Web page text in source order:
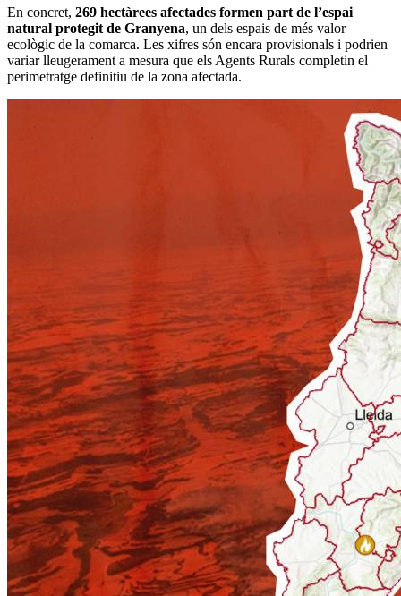
En concret, 269 hectàrees afectades formen part de l’espai
natural protegit de Granyena, un dels espais de més valor
ecològic de la comarca. Les xifres són encara provisionals i podrien
variar lleugerament a mesura que els Agents Rurals completin el
perimetratge definitiu de la zona afectada.